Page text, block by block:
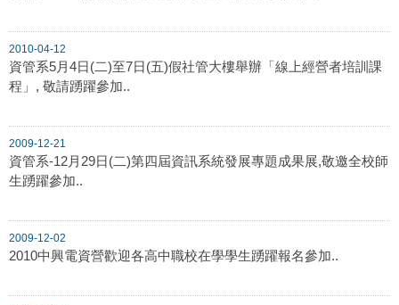
2010-04-12
資管系5月4日(二)至7日(五)假社管大樓舉辦「線上經營者培訓課
程」, 敬請踴躍參加..
2009-12-21
資管系-12月29日(二)第四屆資訊系統發展專題成果展,敬邀全校師
生踴躍參加..
2009-12-02
2010中興電資營歡迎各高中職校在學學生踴躍報名參加..